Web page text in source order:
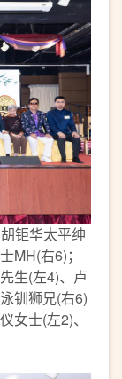
钜华太平绅
MH(右6)；
生(左4)、卢
钏狮兄(右6)
女士(左2)、